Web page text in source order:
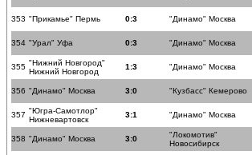
353 "Прикамье" Пермь 0:3 "Динамо" Москва
354 "Урал" Уфа 0:3 "Динамо" Москва
355 "Нижний Новгород"
Нижний Новгород
1:3 "Динамо" Москва
356 "Динамо" Москва 3:0 "Кузбасс" Кемерово
357 "Югра-Самотлор"
Нижневартовск
3:1 "Динамо" Москва
358 "Динамо" Москва 3:0
"Локомотив"
Новосибирск